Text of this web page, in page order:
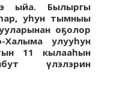
ыйа. Былыргы
уһун тымныы
оҕолор
Халыма улууһун
11 кылааһын
үлэлэрин